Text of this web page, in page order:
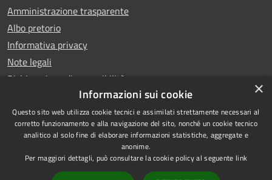
Amministrazione trasparente
Albo pretorio
Informativa privacy
Note legali
Dichiarazione di accessibilità
RSS
Accessibilità
Copyright © 2026 • Comune di
Erchie • Powered by
Municipium•Accesso
×
Informazioni sui cookie
Questo sito web utilizza cookie tecnici e assimilati strettamente necessari al
corretto funzionamento e alla navigazione del sito, nonché un cookie tecnico
analitico al solo fine di elaborare informazioni statistiche, aggregate e
anonime.
Per maggiori dettagli, può consultare la cookie policy al seguente link